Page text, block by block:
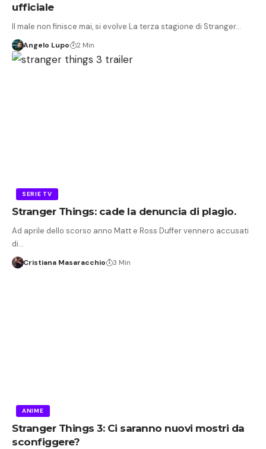
ufficiale
Il male non finisce mai, si evolve La terza stagione di Stranger…
Angelo Lupo 2 Min
SERIE TV
Stranger Things: cade la denuncia di plagio.
Ad aprile dello scorso anno Matt e Ross Duffer vennero accusati
di…
Cristiana Masaracchio 3 Min
ANIME
Stranger Things 3: Ci saranno nuovi mostri da
sconfiggere?